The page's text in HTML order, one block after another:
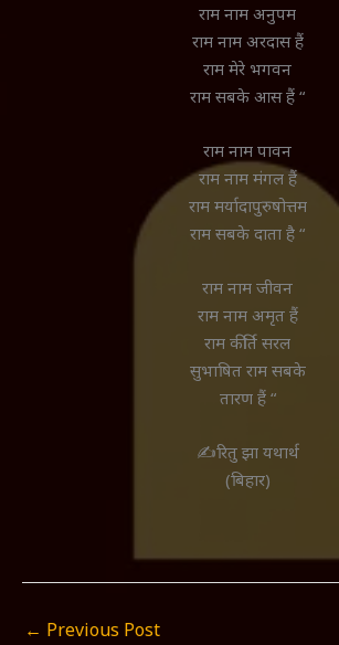
राम नाम अनुपम
राम नाम अरदास हैं
राम मेरे भगवन
राम सबके आस हैं “
राम नाम पावन
राम नाम मंगल हैं
राम मर्यादापुरुषोत्तम
राम सबके दाता है “
राम नाम जीवन
राम नाम अमृत हैं
राम कीर्ति सरल
सुभाषित राम सबके
तारण हैं “
✍️रितु झा यथार्थ
(बिहार)
← Previous Post